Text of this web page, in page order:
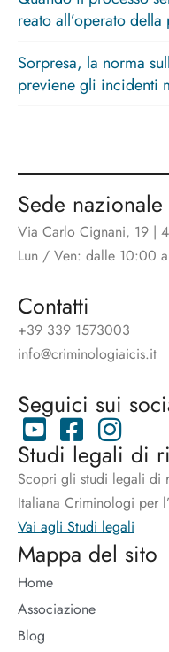
reato all’operato
Sorpresa, la norma
previene gli incidenti
Sede nazionale
Via Carlo Cignani, 19 |
Lun / Ven: dalle 10:00
Contatti
+39 339 1573003
info@criminologiaicis.it
Seguici sui
Studi legali di
Scopri gli studi legali di
Italiana Criminologi per
Vai agli Studi legali
Mappa del sito
Home
Associazione
Blog